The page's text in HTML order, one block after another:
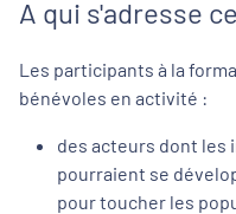
A qui s'adresse
Les participants à la
bénévoles en activité :
des acteurs dont
pourraient se
pour toucher les